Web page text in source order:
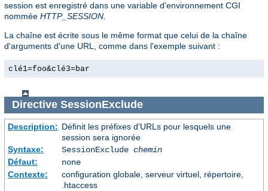
session est enregistré dans une variable d'environnement CGI
nommée HTTP_SESSION
La chaîne est écrite sous le même format que celui de la chaîne
d'arguments d'une URL, comme dans l'exemple suivant :
clé1=foo&clé3=bar
Directive SessionExclude
Description: Définit les préfixes d'URLs pour lesquels une
session sera ignorée
Syntaxe:
SessionExclude chemin
Défaut:
none
Contexte:
configuration globale, serveur virtuel, répertoire,
.htaccess